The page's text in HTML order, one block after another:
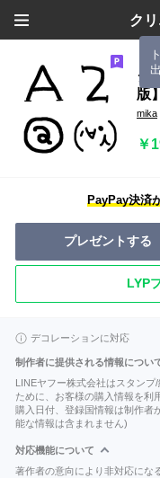
ク
シ
版】
mika
￥
PayPay決済
プレゼントする
LYP
デコレーションに対応
制作者に提供される情報につい
LINEヤフー株式会社はスタン
ために、お客様の購入情報を利
購入日付、登録国情報は制作者
能な情報は含まれません)
対応機能について
著作者の意向により非対応にな